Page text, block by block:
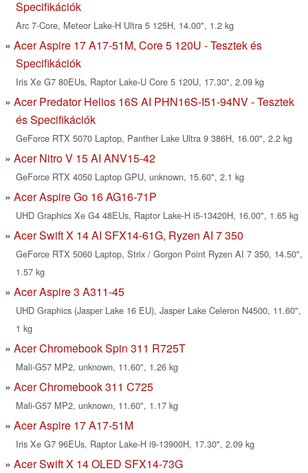
Specifikációk
Arc 7-Core, Meteor Lake-H Ultra 5 125H, 14.00", 1.2 kg
Acer Aspire 17 A17-51M, Core 5 120U - Tesztek és
Specifikációk
Iris Xe G7 80EUs, Raptor Lake-U Core 5 120U, 17.30", 2.09 kg
Acer Predator Helios 16S AI PHN16S-I51-94NV - Tesztek
és Specifikációk
GeForce RTX 5070 Laptop, Panther Lake Ultra 9 386H, 16.00", 2.2 kg
Acer Nitro V 15 AI ANV15-42
GeForce RTX 4050 Laptop GPU, unknown, 15.60", 2.1 kg
Acer Aspire Go 16 AG16-71P
UHD Graphics Xe G4 48EUs, Raptor Lake-H i5-13420H, 16.00", 1.65 kg
Acer Swift X 14 AI SFX14-61G, Ryzen AI 7 350
GeForce RTX 5060 Laptop, Strix / Gorgon Point Ryzen AI 7 350, 14.50",
1.57 kg
Acer Aspire 3 A311-45
UHD Graphics (Jasper Lake 16 EU), Jasper Lake Celeron N4500, 11.60",
1 kg
Acer Chromebook Spin 311 R725T
Mali-G57 MP2, unknown, 11.60", 1.26 kg
Acer Chromebook 311 C725
Mali-G57 MP2, unknown, 11.60", 1.17 kg
Acer Aspire 17 A17-51M
Iris Xe G7 96EUs, Raptor Lake-H i9-13900H, 17.30", 2.09 kg
Acer Swift X 14 OLED SFX14-73G